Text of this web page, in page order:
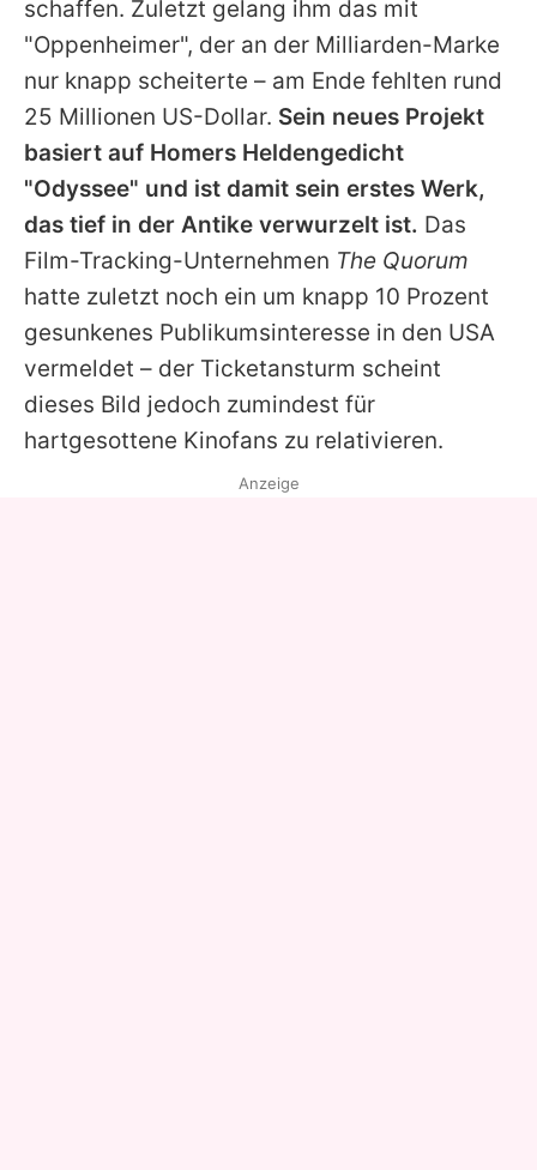
schaffen. Zuletzt gelang ihm das mit
"Oppenheimer", der an der Milliarden-Marke
nur knapp scheiterte – am Ende fehlten rund
25 Millionen US-Dollar. Sein neues Projekt
basiert auf Homers Heldengedicht
"Odyssee" und ist damit sein erstes Werk,
das tief in der Antike verwurzelt ist. Das
Film-Tracking-Unternehmen The Quorum
hatte zuletzt noch ein um knapp 10 Prozent
gesunkenes Publikumsinteresse in den USA
vermeldet – der Ticketansturm scheint
dieses Bild jedoch zumindest für
hartgesottene Kinofans zu relativieren.
Anzeige